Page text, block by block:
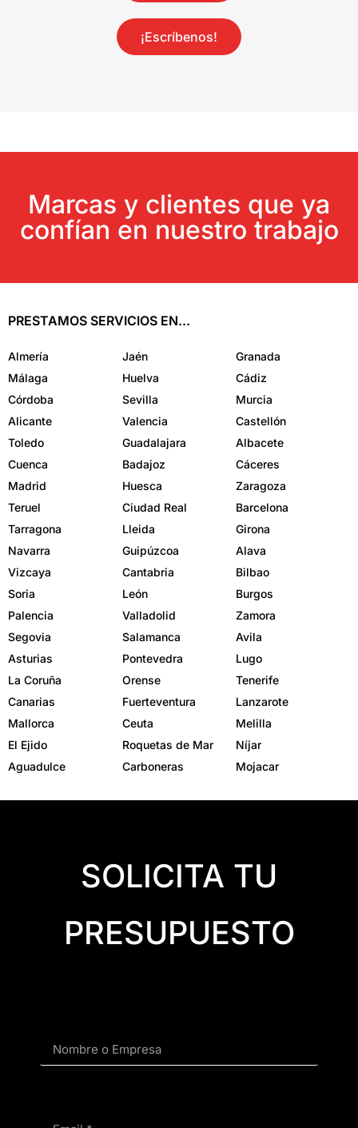
¡Escríbenos!
Marcas y clientes que ya
confían en nuestro trabajo
PRESTAMOS SERVICIOS EN...
Almería Jaén
Granada
Málaga
Huelva
Cádiz
Córdoba
Sevilla
Murcia
Alicante
Valencia
Castellón
Toledo
Guadalajara
Albacete
Cuenca
Badajoz
Cáceres
Madrid
Huesca
Zaragoza
Teruel
Ciudad Real
Barcelona
Tarragona
Lleida
Girona
Navarra
Guipúzcoa
Alava
Vizcaya
Cantabria
Bilbao
Soria
León
Burgos
Palencia
Valladolid
Zamora
Segovia
Salamanca
Avila
Asturias
Pontevedra
Lugo
La Coruña
Orense
Tenerife
Canarias
Fuerteventura
Lanzarote
Mallorca
Ceuta
Melilla
El Ejido
Roquetas de Mar
Níjar
Aguadulce
Carboneras Mojacar
SOLICITA TU
PRESUPUESTO